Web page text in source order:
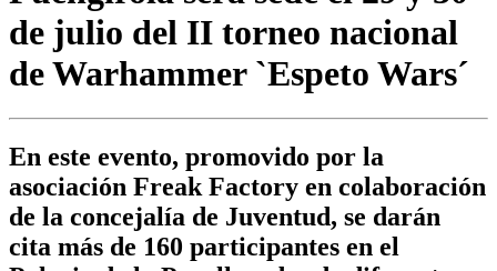
de julio del II torneo nacional
de Warhammer `Espeto Wars´
En este evento, promovido por la
asociación Freak Factory en colaboración
de la concejalía de Juventud, se darán
cita más de 160 participantes en el